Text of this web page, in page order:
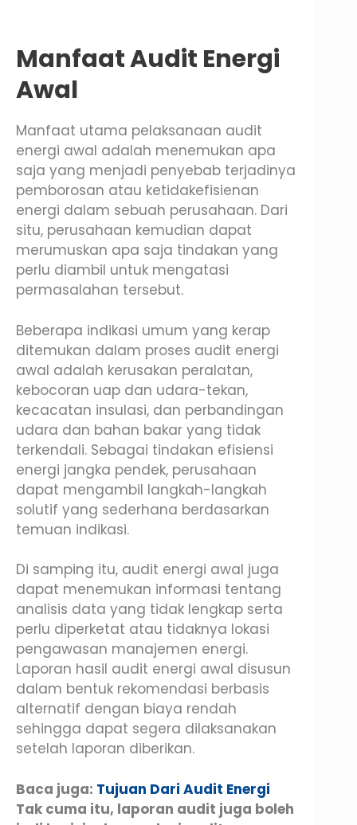
Manfaat Audit Energi
Awal
Manfaat utama pelaksanaan audit
energi awal adalah menemukan apa
saja yang menjadi penyebab terjadinya
pemborosan atau ketidakefisienan
energi dalam sebuah perusahaan. Dari
situ, perusahaan kemudian dapat
merumuskan apa saja tindakan yang
perlu diambil untuk mengatasi
permasalahan tersebut.
Beberapa indikasi umum yang kerap
ditemukan dalam proses audit energi
awal adalah kerusakan peralatan,
kebocoran uap dan udara-tekan,
kecacatan insulasi, dan perbandingan
udara dan bahan bakar yang tidak
terkendali. Sebagai tindakan efisiensi
energi jangka pendek, perusahaan
dapat mengambil langkah-langkah
solutif yang sederhana berdasarkan
temuan indikasi.
Di samping itu, audit energi awal juga
dapat menemukan informasi tentang
analisis data yang tidak lengkap serta
perlu diperketat atau tidaknya lokasi
pengawasan manajemen energi.
Laporan hasil audit energi awal disusun
dalam bentuk rekomendasi berbasis
alternatif dengan biaya rendah
sehingga dapat segera dilaksanakan
setelah laporan diberikan.
Baca juga: Tujuan Dari Audit Energi
Tak cuma itu, laporan audit juga boleh